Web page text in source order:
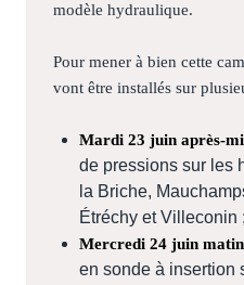
modèle hydraulique.
Pour mener à bien cette
vont être installés sur
Mardi 23 juin après-
de pressions sur les
la Briche,
Étréchy et Villeconin ;
Mercredi 24 juin matin
en sonde à insertion